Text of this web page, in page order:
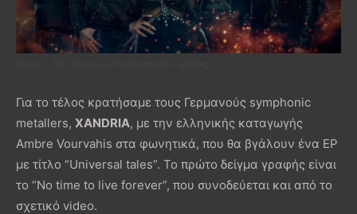
Για το τέλος κρατήσαμε τους Γερμανούς symphonic
metallers, XANDRIA, με την ελληνικής καταγωγής
Ambre Vourvahis στα φωνητικά, που θα βγάλουν ένα EP
με τίτλο “Universal tales”. To πρώτο δείγμα γραφής είναι
το “No time to live forever”, που συνοδεύεται και από το
σχετικό video.